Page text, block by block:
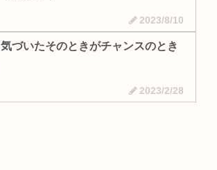
2023/8/10
気づいたそのときがチャンスのとき
2023/2/28